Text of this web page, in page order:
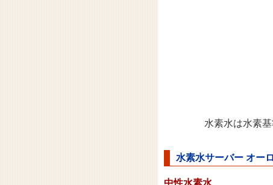
水素水は水素
水素水サーバー オー
中性水素水